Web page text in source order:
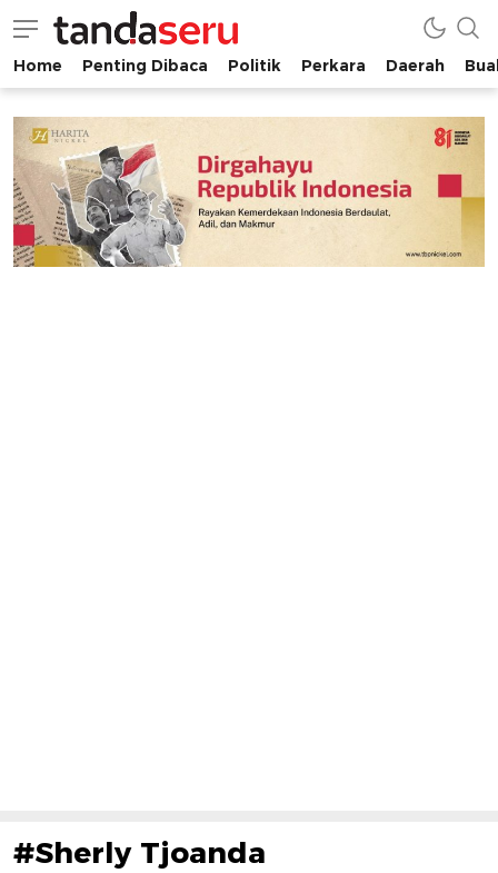
tandaseru.com | Penting Dibaca
tandaseru.com
Home Penting Dibaca Politik Perkara Daerah
#Sherly Tjoanda